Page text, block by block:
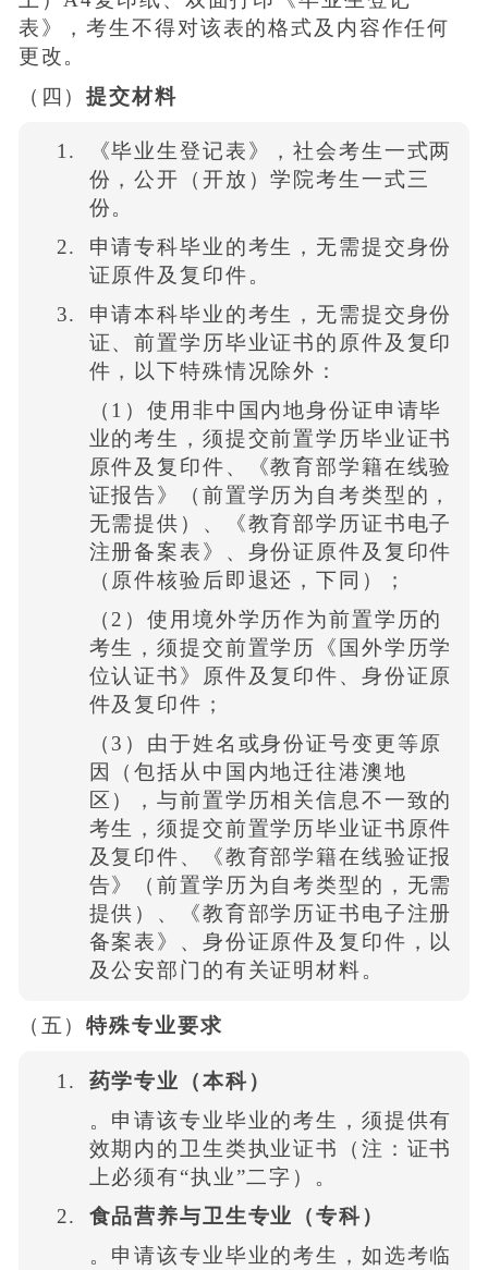
表》，考生不得对该表的格式及内容作任何
更改。
（四）提交材料
《毕业生登记表》，社会考生一式两
份，公开（开放）学院考生一式三
份。
申请专科毕业的考生，无需提交身份
证原件及复印件。
申请本科毕业的考生，无需提交身份
证、前置学历毕业证书的原件及复印
件，以下特殊情况除外：
（1）使用非中国内地身份证申请毕
业的考生，须提交前置学历毕业证书
原件及复印件、《教育部学籍在线验
证报告》（前置学历为自考类型的，
无需提供）、《教育部学历证书电子
注册备案表》、身份证原件及复印件
（原件核验后即退还，下同）；
（2）使用境外学历作为前置学历的
考生，须提交前置学历《国外学历学
位认证书》原件及复印件、身份证原
件及复印件；
（3）由于姓名或身份证号变更等原
因（包括从中国内地迁往港澳地
区），与前置学历相关信息不一致的
考生，须提交前置学历毕业证书原件
及复印件、《教育部学籍在线验证报
告》（前置学历为自考类型的，无需
提供）、《教育部学历证书电子注册
备案表》、身份证原件及复印件，以
及公安部门的有关证明材料。
（五）特殊专业要求
药学专业（本科）
。申请该专业毕业的考生，须提供有
效期内的卫生类执业证书（注：证书
上必须有“执业”二字）。
食品营养与卫生专业（专科）
。申请该专业毕业的考生，如选考临